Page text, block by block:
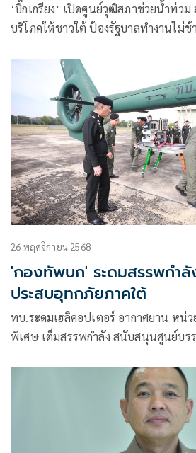
‘บิ๊กเกรียง’ เปิดศูนย์วุฒิสภาช่วยน้ำท่ว
บริโภคให้ชาวใต้ ป้องรัฐบาลทำงานไม่
เยียวยาเต็มที่ ฟื้นฟูทั้งบ้านและจิตใจ
26 พฤศจิกายน 2568
'กองทัพบก' ระดมสรรพกำลั
ประสบอุทกภัยภาคใต้
ทบ.ระดมเฮลิคอปเตอร์ อากาศยาน ห
พิเศษ เต็มสรรพกำลัง สนับสนุนศูนย์บร